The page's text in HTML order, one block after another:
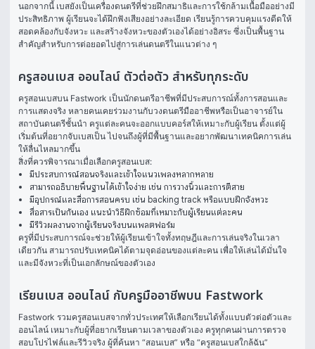
นอกจากนี้ เบสยังเป็นเครื่องดนตรีที่ช่วยฝึกสมาธิและการใช้กล้ามเนื้อมืออย่างมี
ประสิทธิภาพ ผู้เรียนจะได้ฝึกฟังเสียงอย่างละเอียด เรียนรู้การควบคุมแรงดีดให้
สอดคล้องกับจังหวะ และสร้างจังหวะของตัวเองได้อย่างอิสระ ซึ่งเป็นพื้นฐาน
สำคัญสำหรับการต่อยอดไปสู่การเล่นดนตรีในแนวต่าง ๆ
ครูสอนเบส ออนไลน์ ตัวต่อตัว สำหรับทุกระดับ
ครูสอนเบสบน Fastwork เป็นนักดนตรีอาชีพที่มีประสบการณ์ทั้งการสอนและ
การแสดงจริง หลายคนเคยร่วมงานกับวงดนตรีมืออาชีพหรือเป็นอาจารย์ใน
สถาบันดนตรีชั้นนำ ครูแต่ละคนจะออกแบบคอร์สให้เหมาะกับผู้เรียน ตั้งแต่ผู้
เริ่มต้นที่อยากจับเบสเป็น ไปจนถึงผู้ที่มีพื้นฐานและอยากพัฒนาเทคนิคการเล่น
ให้ลื่นไหลมากขึ้น
สิ่งที่ควรพิจารณาเมื่อเลือกครูสอนเบส:
มีประสบการณ์สอนจริงและเข้าใจแนวเพลงหลากหลาย
สามารถอธิบายพื้นฐานได้เข้าใจง่าย เช่น การวางนิ้วและการตีสาย
มีอุปกรณ์และสื่อการสอนครบ เช่น backing track หรือแบบฝึกจังหวะ
สื่อสารเป็นกันเอง แนะนำวิธีฝึกซ้อมที่เหมาะกับผู้เรียนแต่ละคน
มีรีวิวผลงานจากผู้เรียนจริงบนแพลตฟอร์ม
ครูที่มีประสบการณ์จะช่วยให้ผู้เรียนเข้าใจทั้งทฤษฎีและการเล่นจริงในเวลา
เดียวกัน สามารถปรับเทคนิคได้ตามจุดอ่อนของแต่ละคน เพื่อให้เล่นได้มั่นใจ
และมีจังหวะที่เป็นเอกลักษณ์ของตัวเอง
เรียนเบส ออนไลน์ กับครูมืออาชีพบน Fastwork
Fastwork รวมครูสอนเบสจากทั่วประเทศให้เลือกเรียนได้ทั้งแบบตัวต่อตัวและ
ออนไลน์ เหมาะกับผู้ที่อยากเรียนตามเวลาของตัวเอง ครูทุกคนผ่านการตรวจ
สอบโปรไฟล์และรีวิวจริง ผู้ที่ค้นหา “สอนเบส” หรือ “ครูสอนเบสใกล้ฉัน”